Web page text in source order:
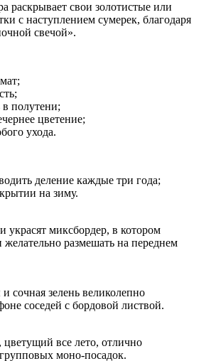
раскрывает свои золотистые или
с наступлением сумерек, благодаря
свечой».
полутени;
цветение;
ухода.
деление каждые три года;
на зиму.
украсят миксбордер, в котором
размешать на переднем
сочная зелень великолепно
соседей с бордовой листвой.
все лето, отлично
моно-посадок.